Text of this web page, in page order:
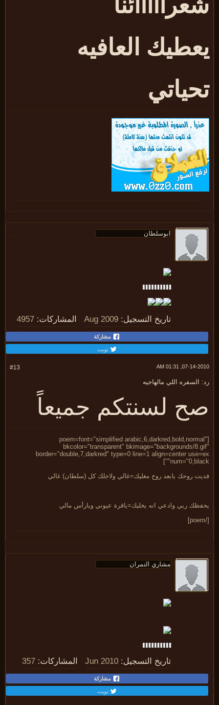
العافيه
تاريخ التسجيل: Aug 2009 المشاركات: 4957
مشاركة
تويت
07-14-2010,
السفره اللي مالهاجيه
لسنتكم جميعاً
[poem=font="simplified
bkcolor="transparent" bkimage="backgrounds/
border="double,7,darkred" type=0 line=1 align=center
روحك يابعد روح مغليك=غالي ولاجلك كل (سلطان) غالي
ربي وادعي انه يخليك=ياقرة عيوني ويارأس مالي
تاريخ التسجيل: Jun 2010 المشاركات: 357
مشاركة
تويت